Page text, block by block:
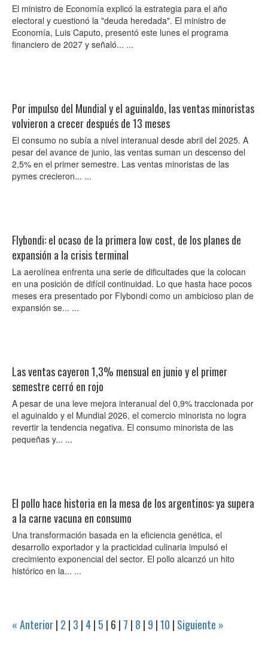
El ministro de Economía explicó la estrategia para el año
electoral y cuestionó la "deuda heredada". El ministro de
Economía, Luis Caputo, presentó este lunes el programa
financiero de 2027 y señaló... ...
Por impulso del Mundial y el aguinaldo, las ventas minoristas
volvieron a crecer después de 13 meses
El consumo no subía a nivel interanual desde abril del 2025. A
pesar del avance de junio, las ventas suman un descenso del
2,5% en el primer semestre. Las ventas minoristas de las
pymes crecieron... ...
Flybondi: el ocaso de la primera low cost, de los planes de
expansión a la crisis terminal
La aerolínea enfrenta una serie de dificultades que la colocan
en una posición de difícil continuidad. Lo que hasta hace pocos
meses era presentado por Flybondi como un ambicioso plan de
expansión se... ...
Las ventas cayeron 1,3% mensual en junio y el primer
semestre cerró en rojo
A pesar de una leve mejora interanual del 0,9% traccionada por
el aguinaldo y el Mundial 2026, el comercio minorista no logra
revertir la tendencia negativa. El consumo minorista de las
pequeñas y... ...
El pollo hace historia en la mesa de los argentinos: ya supera
a la carne vacuna en consumo
Una transformación basada en la eficiencia genética, el
desarrollo exportador y la practicidad culinaria impulsó el
crecimiento exponencial del sector. El pollo alcanzó un hito
histórico en la... ...
« Anterior| 2 | 3 | 4| 5 | 6 | 7 | 8 | 9 |10 | Siguiente »